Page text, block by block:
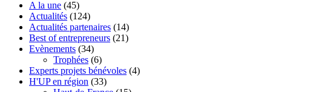
A la une (45)
Actualités (124)
Actualités partenaires (14)
Best of entrepreneurs (21)
Evènements (34)
Trophées (6)
Experts projets bénévoles (4)
H'UP en région (33)